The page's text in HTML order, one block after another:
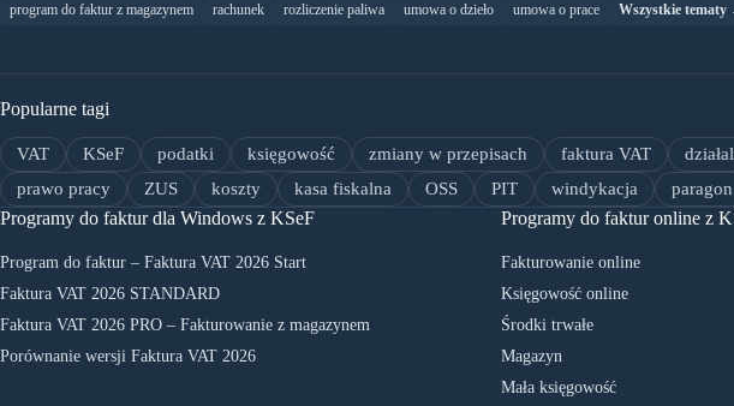
program do faktur z magazynem
rachunek rozliczenie paliwa umowa o dzieło umowa o prace Wszystkie tematy
Popularne tagi
VAT KSeF podatki księgowość zmiany w przepisach faktura VAT
prawo pracy
ZUS koszty kasa fiskalna OSS PIT windykacja paragon
Programy do faktur dla Windows z KSeF
Program do faktur – Faktura VAT 2026 Start
Faktura VAT 2026 STANDARD
Faktura VAT 2026 PRO – Fakturowanie z magazynem
Porównanie wersji Faktura VAT 2026
Programy do faktur online z
Fakturowanie online
Księgowość online
Środki trwałe
Magazyn
Mała księgowość